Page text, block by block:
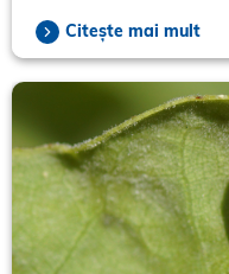
Citește mai mult